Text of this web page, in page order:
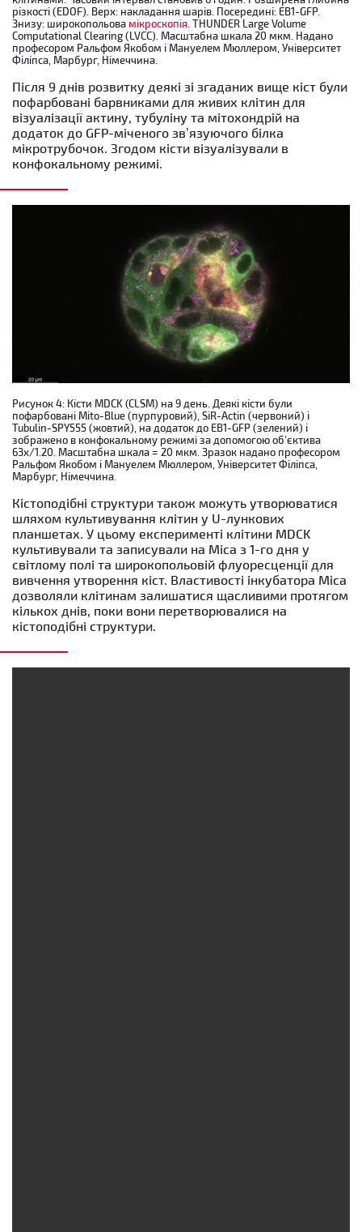
різкості (EDOF). Верх: накладання шарів. Посередині: EB1-GFP.
Знизу: широкопольова мікроскопія . THUNDER Large Volume
Computational Clearing (LVCC). Масштабна шкала 20 мкм. Надано
професором Ральфом Якобом і Мануелем Мюллером, Університет
Філіпса, Марбург, Німеччина.
Після 9 днів розвитку деякі зі згаданих вище кіст були
пофарбовані барвниками для живих клітин для
візуалізації актину, тубуліну та мітохондрій на
додаток до GFP-міченого зв’язуючого білка
мікротрубочок. Згодом кісти візуалізували в
конфокальному режимі.
Рисунок 4: Кісти MDCK (CLSM) на 9 день. Деякі кісти були
пофарбовані Mito-Blue (пурпуровий), SiR-Actin (червоний) і
Tubulin-SPY555 (жовтий), на додаток до EB1-GFP (зелений) і
зображено в конфокальному режимі за допомогою об’єктива
63x/1.20. Масштабна шкала = 20 мкм. Зразок надано професором
Ральфом Якобом і Мануелем Мюллером, Університет Філіпса,
Марбург, Німеччина.
Кістоподібні структури також можуть утворюватися
шляхом культивування клітин у U-лункових
планшетах. У цьому експерименті клітини MDCK
культивували та записували на Mica з 1-го дня у
світлому полі та широкопольовій флуоресценції для
вивчення утворення кіст. Властивості інкубатора Mica
дозволяли клітинам залишатися щасливими протягом
кількох днів, поки вони перетворювалися на
кістоподібні структури.